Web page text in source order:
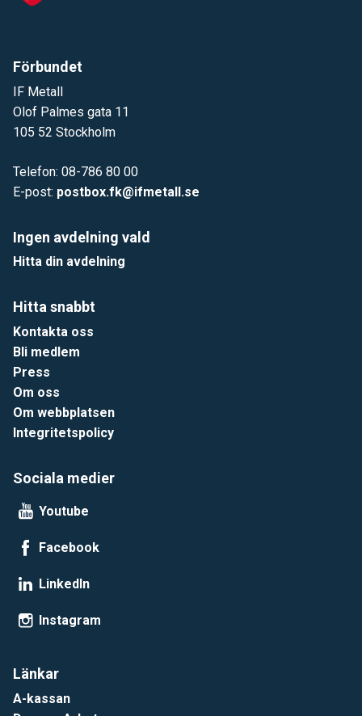
Förbundet
IF Metall
Olof Palmes gata 11
105 52 Stockholm
Telefon: 08-786 80 00
E-post: postbox.fk@ifmetall.se
Ingen avdelning vald
Hitta din avdelning
Hitta snabbt
Kontakta oss
Bli medlem
Press
Om oss
Om webbplatsen
Integritetspolicy
Sociala medier
Youtube
Facebook
LinkedIn
Instagram
Länkar
A-kassan